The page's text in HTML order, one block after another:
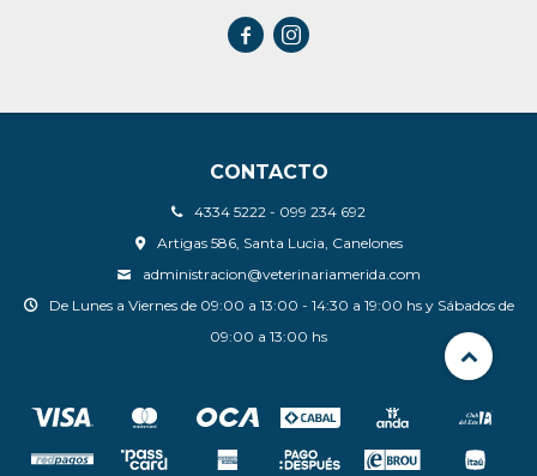
CONTACTO
4334 5222 - 099 234 692
Artigas 586, Santa Lucia, Canelones
administracion@veterinariamerida.com
De Lunes a Viernes de 09:00 a 13:00 - 14:30 a 19:00 hs y Sábados de
09:00 a 13:00 hs
 